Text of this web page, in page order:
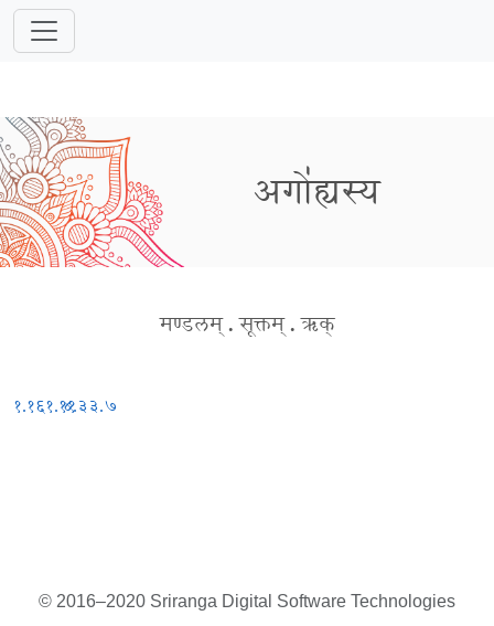
अगो॑ह्यस्य
मण्डलम् . सूक्तम् . ऋक्
१.१६१.११४.३३.७
© 2016–2020 Sriranga Digital Software Technologies